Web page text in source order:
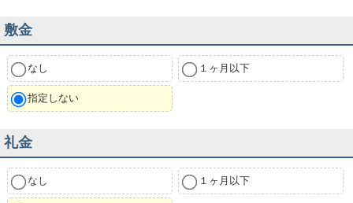
敷金
なし １ヶ月以下
指定しない
礼金
なし １ヶ月以下